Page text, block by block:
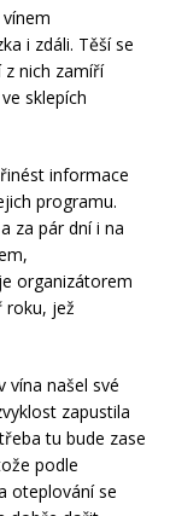
i zdáli. Těší se
nich zamíří
sklepích
informace
programu.
za pár dní i na
organizátorem
roku, jež
vína našel své
zapustila
tu bude zase
podle
oteplování se